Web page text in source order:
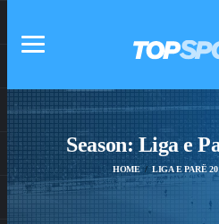
Season: Liga e
HOME LIGA E PARË